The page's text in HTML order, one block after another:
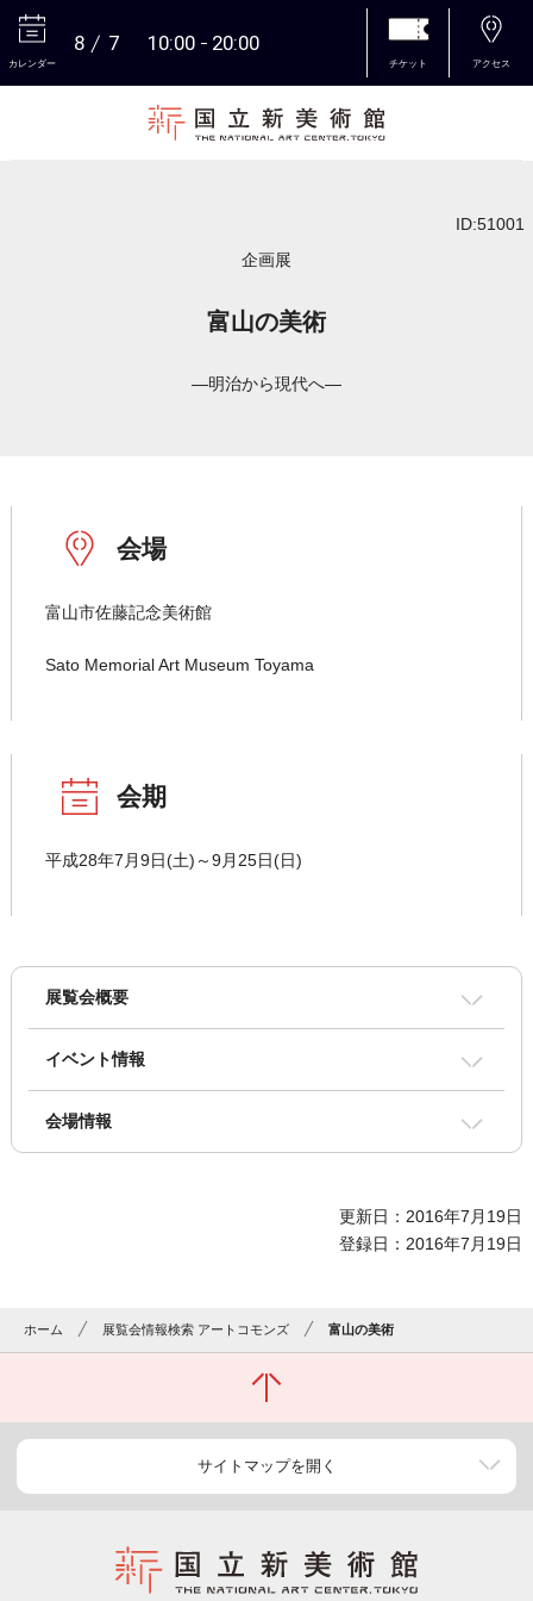
カレンダー
8 7 10:00 20:00
チケット アクセス
ID:51001
企画展
富山の美術
―明治から現代へ―
会場
富山市佐藤記念美術館
Sato Memorial Art Museum Toyama
会期
平成28年7月9日(土)～9月25日(日)
展覧会概要
イベント情報
会場情報
更新日：2016年7月19日
登録日：2016年7月19日
ホーム 展覧会情報検索 アートコモンズ 富山の美術
サイトマップを開く